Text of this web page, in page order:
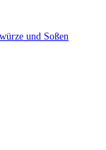
und Soßen